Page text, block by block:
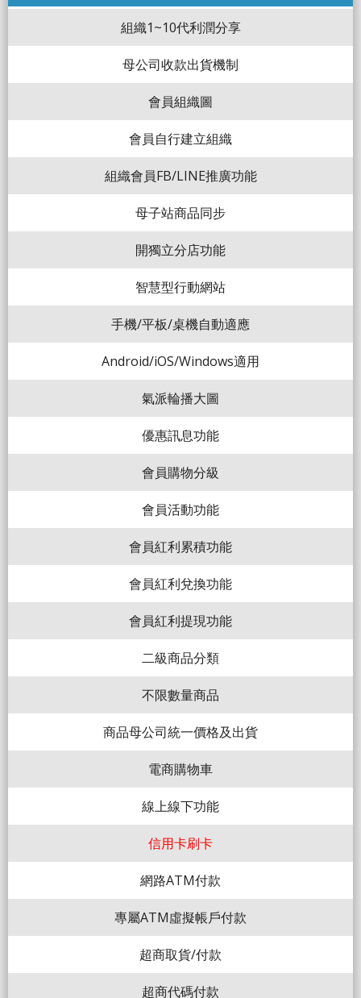
組織1~10代利潤分享
母公司收款出貨機制
會員組織圖
會員自行建立組織
組織會員FB/LINE推廣功能
母子站商品同步
開獨立分店功能
智慧型行動網站
手機/平板/桌機自動適應
Android/iOS/Windows適用
氣派輪播大圖
優惠訊息功能
會員購物分級
會員活動功能
會員紅利累積功能
會員紅利兌換功能
會員紅利提現功能
二級商品分類
不限數量商品
商品母公司統一價格及出貨
電商購物車
線上線下功能
信用卡刷卡
網路ATM付款
專屬ATM虛擬帳戶付款
超商取貨/付款
超商代碼付款